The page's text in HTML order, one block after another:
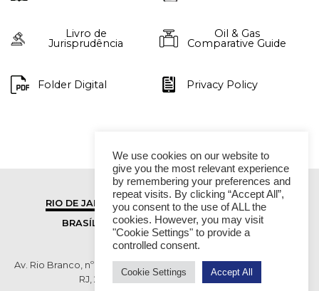
Livro de
Jurisprudência
Oil & Gas
Comparative Guide
Folder Digital Privacy Policy
RIO DE JANEIRO
SÃO PAULO
BRASÍLIA
VITÓRIA
Av. Rio Branco, nº 01, 14º andar - Ed. RB1- Centro, Rio de Janeiro -
RJ, 20090-003 TEL (55 21) 2276 6200
We use cookies on our website to
give you the most relevant experience
by remembering your preferences and
repeat visits. By clicking “Accept All”,
you consent to the use of ALL the
cookies. However, you may visit
"Cookie Settings" to provide a
controlled consent.
Cookie Settings Accept All